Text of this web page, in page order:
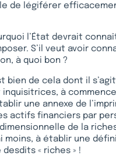
de légiférer
l’État devrait
S’il veut avoir
à quoi bon ?
bien de cela dont il
à
une annexe de
actifs financiers par
de la
moins, à établir une
« riches » !